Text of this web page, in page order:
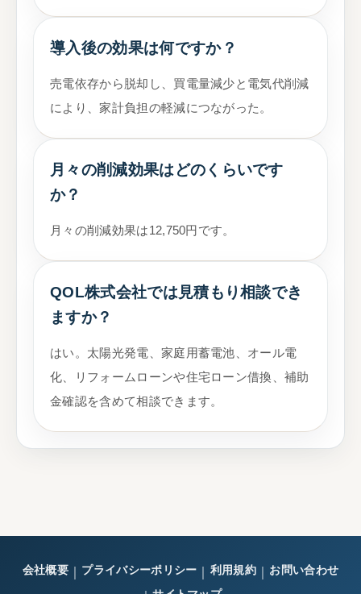
導入後の効果は何ですか？
売電依存から脱却し、買電量減少と電気代削減
により、家計負担の軽減につながった。
月々の削減効果はどのくらいです
か？
月々の削減効果は12,750円です。
QOL株式会社では見積もり相談でき
ますか？
はい。太陽光発電、家庭用蓄電池、オール電
化、リフォームローンや住宅ローン借換、補助
金確認を含めて相談できます。
会社概要｜ プライバシーポリシー 利用規約 お問い合わせ